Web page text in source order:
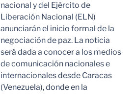
nacional y del Ejército de
Liberación Nacional (ELN)
anunciarán el inicio formal de la
negociación de paz. La noticia
será dada a conocer a los medios
de comunicación nacionales e
internacionales desde Caracas
(Venezuela), donde en la